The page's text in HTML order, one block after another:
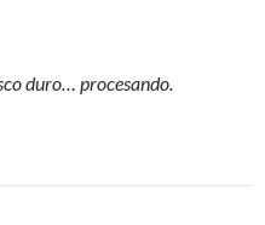
duro… procesando.